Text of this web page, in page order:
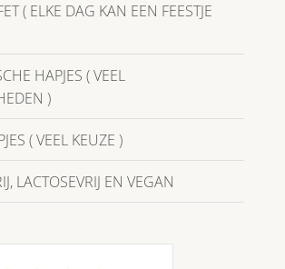
( ELKE DAG KAN EEN FEESTJE
HAPJES ( VEEL
)
( VEEL KEUZE )
LACTOSEVRIJ EN VEGAN